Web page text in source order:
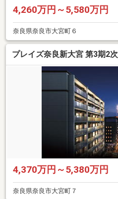
4,260万円～5,580万円
奈良県奈良市大宮町６
プレイズ奈良新大宮 第3期2次
4,370万円～5,380万円
奈良県奈良市大宮町７